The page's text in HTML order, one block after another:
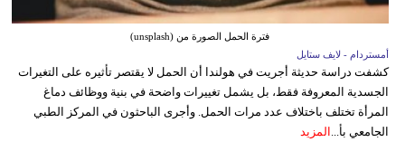
فترة الحمل الصورة من (unsplash)
أمستردام - لايف ستايل
كشفت دراسة حديثة أجريت في هولندا أن الحمل لا يقتصر تأثيره على التغيرات
الجسدية المعروفة فقط، بل يشمل تغييرات واضحة في بنية ووظائف دماغ
المرأة تختلف باختلاف عدد مرات الحمل. وأجرى الباحثون في المركز الطبي
الجامعي بأ... المزيد